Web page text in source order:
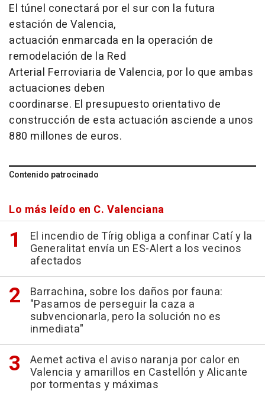
El túnel conectará por el sur con la futura
estación de Valencia,
actuación enmarcada en la operación de
remodelación de la Red
Arterial Ferroviaria de Valencia, por lo que ambas
actuaciones deben
coordinarse. El presupuesto orientativo de
construcción de esta actuación asciende a unos
880 millones de euros.
Contenido patrocinado
Lo más leído en C. Valenciana
El incendio de Tírig obliga a confinar Catí y la
Generalitat envía un ES-Alert a los vecinos
afectados
Barrachina, sobre los daños por fauna:
"Pasamos de perseguir la caza a
subvencionarla, pero la solución no es
inmediata"
Aemet activa el aviso naranja por calor en
Valencia y amarillos en Castellón y Alicante
por tormentas y máximas